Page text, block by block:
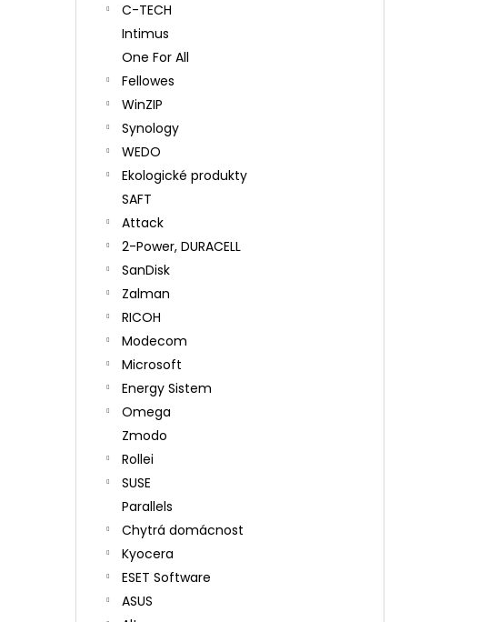
C-TECH
Intimus
One For All
Fellowes
WinZIP
Synology
WEDO
Ekologické produkty
SAFT
Attack
2-Power, DURACELL
SanDisk
Zalman
RICOH
Modecom
Microsoft
Energy Sistem
Omega
Zmodo
Rollei
SUSE
Parallels
Chytrá domácnost
Kyocera
ESET Software
ASUS